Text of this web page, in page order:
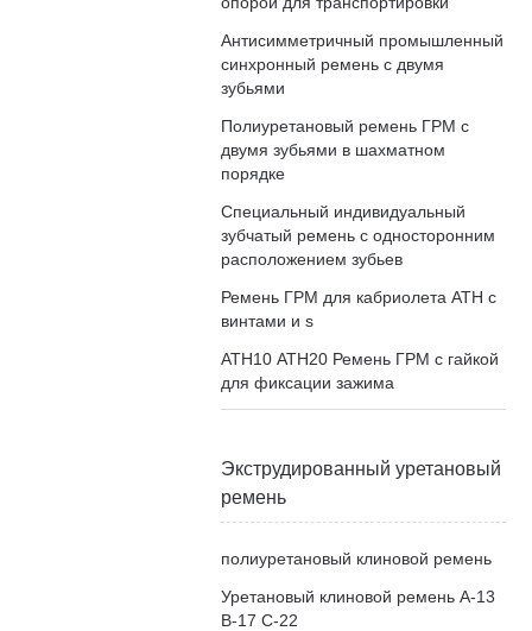
Антисимметричный промышленный
синхронный ремень с двумя
зубьями
Полиуретановый ремень ГРМ с
двумя зубьями в шахматном
порядке
Специальный индивидуальный
зубчатый ремень с односторонним
расположением зубьев
Ремень ГРМ для кабриолета АТН с
винтами и s
АТН10 АТН20 Ремень ГРМ с гайкой
для фиксации зажима
Экструдированный уретановый
ремень
полиуретановый клиновой ремень
Уретановый клиновой ремень A-13
B-17 C-22